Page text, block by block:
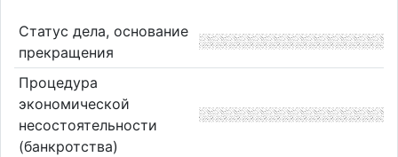
Статус дела, основание
прекращения
Процедура
экономической
несостоятельности
(банкротства)